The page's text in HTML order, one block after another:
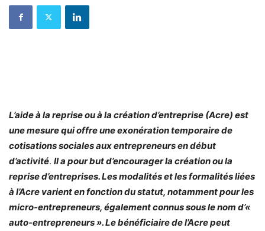
L’aide à la reprise ou à la création d’entreprise (Acre) est
une mesure qui offre une exonération temporaire de
cotisations sociales aux entrepreneurs en début
d’activité. Il a pourbut d’encourager la création ou la
reprise d’entreprises. Les modalités et les formalités liées
à l’Acre varient en fonction du statut, notamment pour les
micro-entrepreneurs, également connus sous le nom d’«
auto-entrepreneurs ». Le bénéficiaire de l’Acre peut